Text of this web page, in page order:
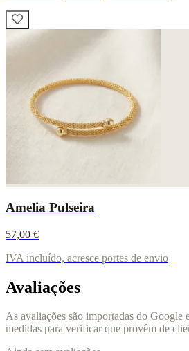
Amelia Pulseira
57,00 €
IVA incluído, acresce portes de envio
Avaliações
As avaliações são importadas do Google
medidas para verificar que provêm de